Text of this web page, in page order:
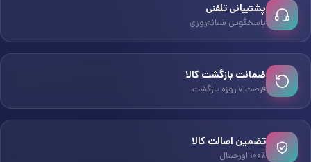
پشتیبانی تلفنی
پاسخگویی شبانه‌روزی
ضمانت بازگشت کالا
فرصت ۷ روزه بازگشت
تضمین اصالت کالا
۱۰۰٪ اورجینال